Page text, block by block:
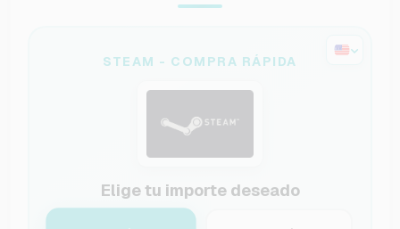
STEAM - COMPRA RÁPIDA
Elige tu importe deseado